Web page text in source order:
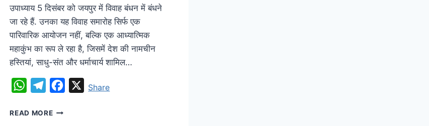
उपाध्याय 5 दिसंबर को जयपुर में विवाह बंधन में बंधने
जा रहे हैं. उनका यह विवाह समारोह सिर्फ एक
पारिवारिक आयोजन नहीं, बल्कि एक आध्यात्मिक
महाकुंभ का रूप ले रहा है, जिसमें देश की नामचीन
हस्तियां, साधु-संत और धर्माचार्य शामिल…
WhatsAppTelegramFacebook
XShare
READ MORE